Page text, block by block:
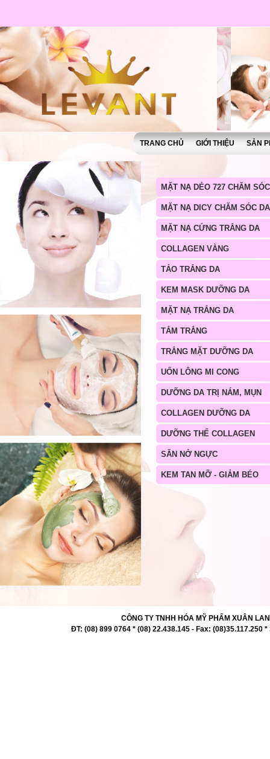
TRANG CHỦ GIỚI THIỆU SẢN
MẶT NẠ DẺO 727 CHĂM
MẶT NẠ DICY CHĂM SÓC DA
MẶT NẠ CỨNG TRẮNG DA
COLLAGEN VÀNG
TẢO TRẮNG DA
KEM MASK DƯỠNG DA
MẶT NẠ TRẮNG DA
TẮM TRẮNG
TRẮNG MẶT DƯỠNG DA
UỐN LÔNG MI CONG
DƯỠNG DA TRỊ NÁM, MỤN
COLLAGEN DƯỠNG DA
DƯỠNG THỂ COLLAGEN
SĂN NỞ NGỰC
KEM TAN MỠ - GIẢM BÉO
CÔNG TY TNHH HÓA MỸ PHẨM XUÂN
ĐT: (08) 899 0764 * (08) 22.438.145 - Fax: